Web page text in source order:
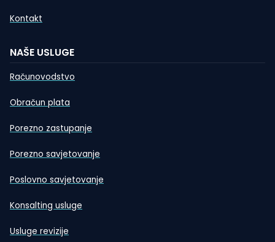
Kontakt
NAŠE USLUGE
Računovodstvo
Obračun plata
Porezno zastupanje
Porezno savjetovanje
Poslovno savjetovanje
Konsalting usluge
Usluge revizije